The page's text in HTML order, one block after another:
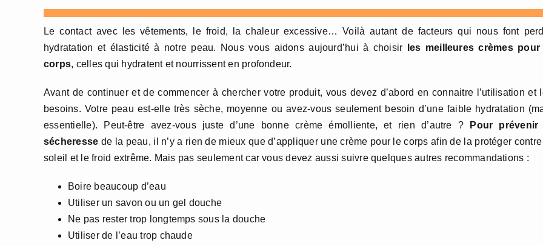
Le contact avec les vêtements, le froid, la chaleur excessive… Voilà autant de facteurs qui nous font
hydratation et élasticité à notre peau. Nous vous aidons aujourd’hui à choisir
les meilleures crèmespour
corps, celles qui hydratent et nourrissent en profondeur.
Avant de continuer et de commencer à chercher votre produit, vous devez d’abord en connaitre l’utilisation et
besoins. Votre peau est-elle très sèche, moyenne ou avez-vous seulement besoin d’une faible hydratation
essentielle). Peut-être avez-vous juste d’une bonne crème émolliente, et rien d’autre ?
Pour prévenir
sécheresse de la peau, il n’y a rien de mieux que d’appliquer une crème pour le corps afin de la protéger
soleil et le froid extrême. Mais pas seulement car vous devez aussi suivre quelques autres recommandations :
Boire beaucoup d’eau
Utiliser un savon ou un gel douche
Ne pas rester trop longtemps sous la douche
Utiliser de l’eau trop chaude